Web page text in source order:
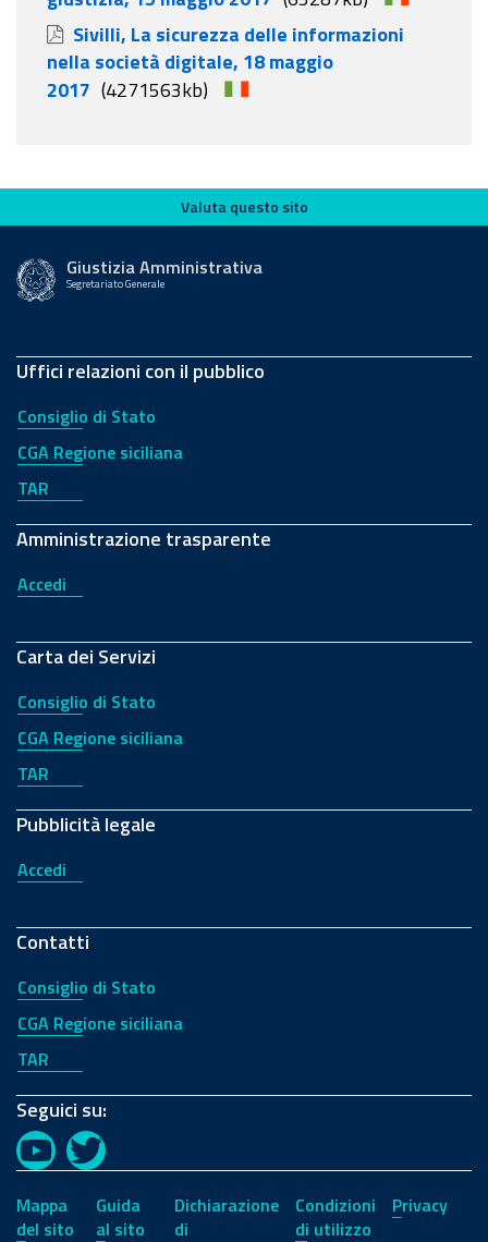
Sivilli, La sicurezza delle informazioni
nella società digitale, 18 maggio
2017 (4271563kb)
Valuta questo sito
Valuta questo sito
Giustizia Amministrativa
Segretariato Generale
Uffici relazioni con il pubblico
Consiglio di Stato
CGA Regione siciliana
TAR
Amministrazione trasparente
Accedi
Carta dei Servizi
Consiglio di Stato
CGA Regione siciliana
TAR
Pubblicità legale
Accedi
Contatti
Consiglio di Stato
CGA Regione siciliana
TAR
Seguici su:
YouTubeTwitter
Mappa
del sito
Guida
al sito
Dichiarazione
di
Condizioni
di utilizzo
Privacy